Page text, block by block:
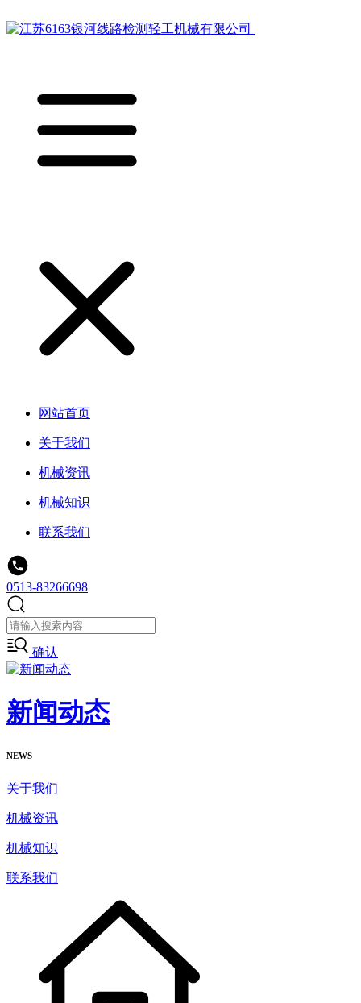
网站首页
关于我们
机械资讯
机械知识
联系我们
0513-83266698
确认
新闻动态
NEWS
关于我们
机械资讯
机械知识
联系我们